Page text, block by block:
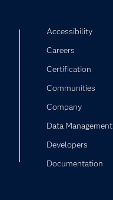
Accessibility
Careers
Certification
Communities
Company
Data Management
Developers
Documentation